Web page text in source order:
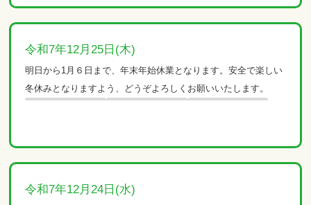
令和7年12月25日(木)
明日から1月６日まで、年末年始休業となります。安全で楽しい
冬休みとなりますよう、どうぞよろしくお願いいたします。
令和7年12月24日(水)